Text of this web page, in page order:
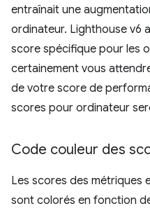
entraînait une
ordinateur. Lighthouse v6
score spécifique pour les
certainement vous
de votre score de
scores pour ordinateur
Code couleur des
Les scores des métriques
sont colorés en fonction